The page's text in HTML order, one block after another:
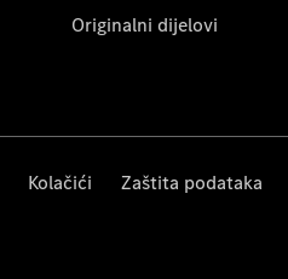
Originalni dijelovi
Kolačići Zaštita podataka